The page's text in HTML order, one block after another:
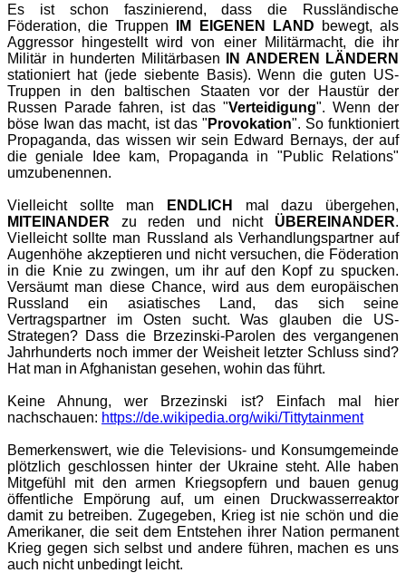
Es ist schon faszinierend, dass die Russländische
Föderation, die Truppen
IM EIGENEN LAND bewegt, als
Aggressor hingestellt wird von einer Militärmacht, die ihr
Militär in hunderten Militärbasen
IN ANDEREN LÄNDERN
stationiert hat (jede siebente Basis). Wenn die guten US-
Truppen in den baltischen Staaten vor der Haustür der
Russen Parade fahren, ist das "Verteidigung". Wenn der
böse Iwan das macht, ist das " Provokation". So funktioniert
Propaganda, das wissen wir sein Edward Bernays, der auf
die geniale Idee kam, Propaganda in "Public Relations"
umzubenennen.
Vielleicht sollte man ENDLICH
mal dazu übergehen,
MITEINANDER zu reden und nicht ÜBEREINANDER.
Vielleicht sollte man Russland als Verhandlungspartner auf
Augenhöhe akzeptieren und nicht versuchen, die Föderation
in die Knie zu zwingen, um ihr auf den Kopf zu spucken.
Versäumt man diese Chance, wird aus dem europäischen
Russland ein asiatisches Land, das sich seine
Vertragspartner im Osten sucht. Was glauben die US-
Strategen? Dass die Brzezinski-Parolen des vergangenen
Jahrhunderts noch immer der Weisheit letzter Schluss sind?
Hat man in Afghanistan gesehen, wohin das führt.
Keine Ahnung, wer Brzezinski ist? Einfach mal hier
nachschauen: https://de.wikipedia.org/wiki/Tittytainment
Bemerkenswert, wie die Televisions- und Konsumgemeinde
plötzlich geschlossen hinter der Ukraine steht. Alle haben
Mitgefühl mit den armen Kriegsopfern und bauen genug
öffentliche Empörung auf, um einen Druckwasserreaktor
damit zu betreiben. Zugegeben, Krieg ist nie schön und die
Amerikaner, die seit dem Entstehen ihrer Nation permanent
Krieg gegen sich selbst und andere führen, machen es uns
auch nicht unbedingt leicht.